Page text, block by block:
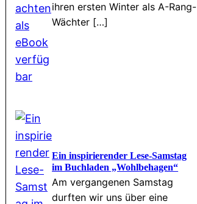
ihren ersten Winter als A-Rang-
Wächter […]
Ein inspirierender Lese-Samstag
im Buchladen „Wohlbehagen“
Am vergangenen Samstag
durften wir uns über eine